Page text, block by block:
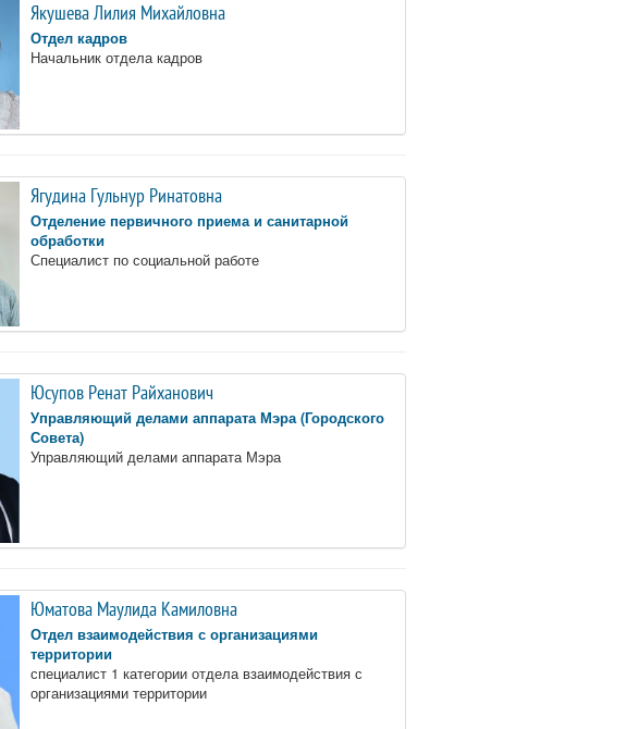
Якушева Лилия Михайловна
Отдел кадров
Начальник отдела кадров
Ягудина Гульнур Ринатовна
Отделение первичного приема и санитарной
обработки
Специалист по социальной работе
Юсупов Ренат Райханович
Управляющий делами аппарата Мэра (Городского
Совета)
Управляющий делами аппарата Мэра
Юматова Маулида Камиловна
Отдел взаимодействия с организациями
территории
специалист 1 категории отдела взаимодействия с
организациями территории